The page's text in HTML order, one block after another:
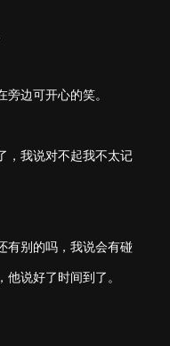
边可开心的笑。
，我说对不起我不太记
有别的吗，我说会有碰
说好了时间到了。